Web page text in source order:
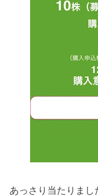
あっさり当たりまし